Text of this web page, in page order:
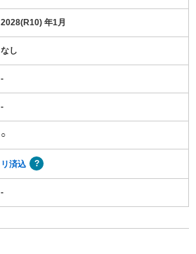
2028(R10) 年1月
なし
-
-
○
リ済込
-